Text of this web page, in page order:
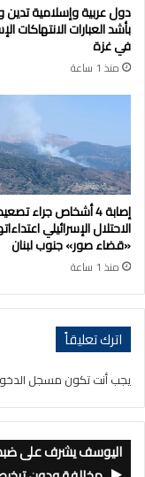
دول عربية وإسلامية تدين
بأشد العبارات الانتهاكات
في غزة
منذ 1 ساعة
إصابة 4 أشخاص جراء
الاحتلال الإسرائيلي
«قضاء صور» جنوب لبنان
منذ 1 ساعة
اترك تعليقاً
يجب أنت تكون مسجل
اليوسف يشرف على ضبط